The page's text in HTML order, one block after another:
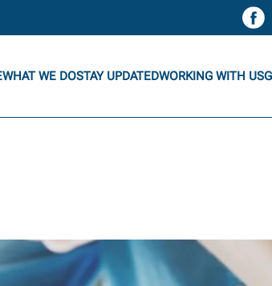
WHAT WE DOSTAY UPDATEDWORKING WITH US